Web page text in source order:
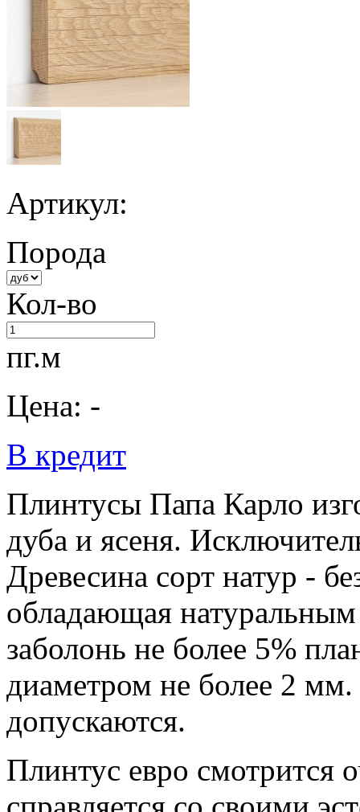
Артикул:
Порода
Кол-во
пг.м
Цена: -
В кредит
Плинтусы Папа Карло
дуба и ясеня.
Древесина сорт натур -
обладающая
заболонь не более 5%
диаметром не более 2
допускаются.
Плинтус евро смотрится